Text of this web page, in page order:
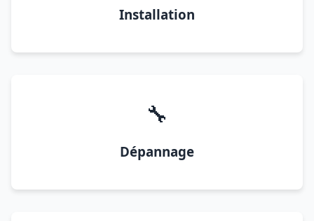
Installation
🔧
Dépannage